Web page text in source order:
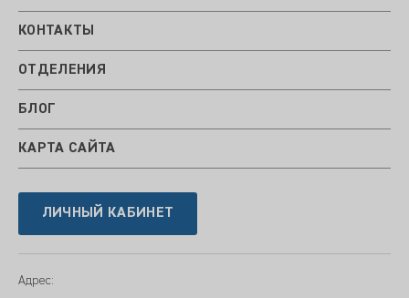
КОНТАКТЫ
ОТДЕЛЕНИЯ
БЛОГ
КАРТА САЙТА
ЛИЧНЫЙ КАБИНЕТ
Адрес: